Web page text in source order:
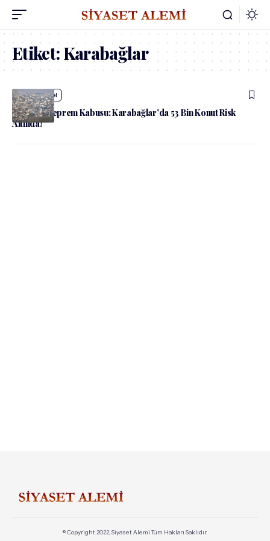
Etiket:Karabağlar
admin Güncel
İzmir’de Deprem Kabusu: Karabağlar’da 53 Bin Konut Risk
Altında!
© Copyright 2022, Siyaset Alemi Tüm Hakları Saklıdır.